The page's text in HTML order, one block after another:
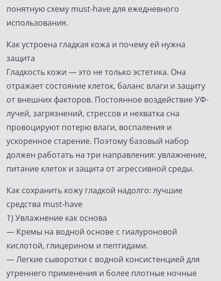
понятную схему must-have для ежедневного
использования.
Как устроена гладкая кожа и почему ей нужна
защита
Гладкость кожи — это не только эстетика. Она
отражает состояние клеток, баланс влаги и защиту
от внешних факторов. Постоянное воздействие УФ-
лучей, загрязнений, стрессов и нехватка сна
провоцируют потерю влаги, воспаления и
ускоренное старение. Поэтому базовый набор
должен работать на три направления: увлажнение,
питание клеток и защита от агрессивной среды.
Как сохранить кожу гладкой надолго: лучшие
средства must-have
1) Увлажнение как основа
— Кремы на водной основе с гиалуроновой
кислотой, глицерином и пептидами.
— Легкие сыворотки с водной консистенцией для
утреннего применения и более плотные ночные